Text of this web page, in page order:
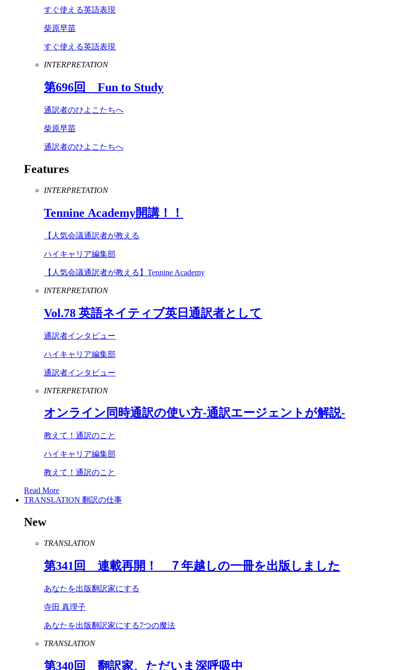
すぐ使える英語表現
柴原早苗
すぐ使える英語表現
INTERPRETATION
第696回 Fun to Study
通訳者のひよこたちへ
柴原早苗
通訳者のひよこたちへ
Features
INTERPRETATION
Tennine Academy開講！！
【人気会議通訳者が教える
ハイキャリア編集部
【人気会議通訳者が教える】Tennine Academy
INTERPRETATION
Vol.78 英語ネイティブ英日通訳者として
通訳者インタビュー
ハイキャリア編集部
通訳者インタビュー
INTERPRETATION
オンライン同時通訳の使い方-通訳エージェントが解説-
教えて！通訳のこと
ハイキャリア編集部
教えて！通訳のこと
Read More
TRANSLATION 翻訳の仕事
New
TRANSLATION
第341 回 連載再開！ ７年越しの一冊を出版しました
あなたを出版翻訳家にする
寺田 真理子
あなたを出版翻訳家にする7つの魔法
TRANSLATION
第340回 翻訳家、ただいま深呼吸中